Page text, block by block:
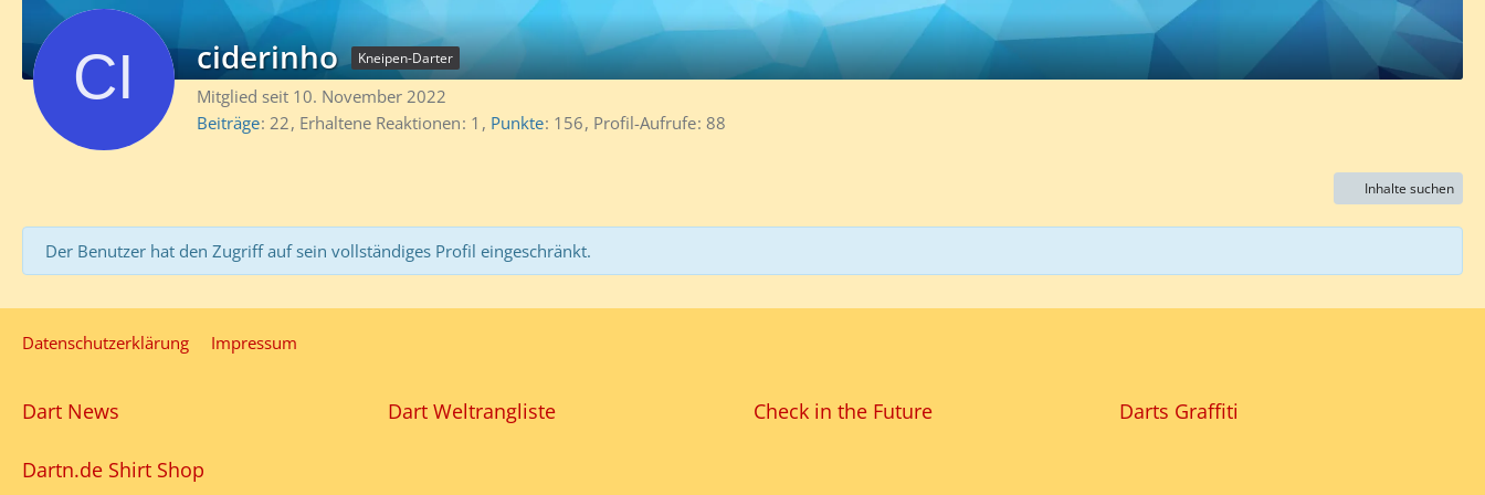
ciderinho Kneipen-Darter
Mitglied seit 10. November 2022
Beiträge 22 Erhaltene Reaktionen 1 Punkte 156 Profil-Aufrufe 88
Inhalte suchen
Der Benutzer hat den Zugriff auf sein vollständiges Profil eingeschränkt.
Datenschutzerklärung Impressum
Dart News Dart Weltrangliste Check in the Future Darts Graffiti
Dartn.de Shirt Shop